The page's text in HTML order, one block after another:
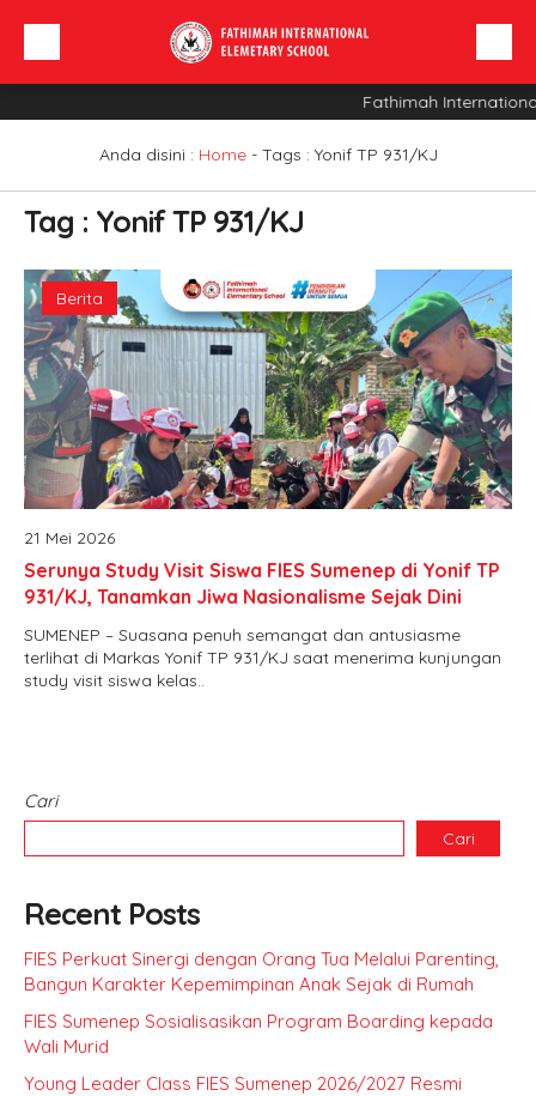
Profil Sekolah
Berita
Sarana
INFO SPMB
Fathimah
Anda disini : Home- Tags : Yonif TP 931/KJ
Tag : Yonif TP 931/KJ
Berita
21 Mei 2026
Serunya Study Visit Siswa FIES Sumenep di Yonif TP
931/KJ, Tanamkan Jiwa Nasionalisme Sejak Dini
SUMENEP – Suasana penuh semangat dan antusiasme
terlihat di Markas Yonif TP 931/KJ saat menerima kunjungan
study visit siswa kelas..
Cari
Cari
Recent Posts
FIES Perkuat Sinergi dengan Orang Tua Melalui Parenting,
Bangun Karakter Kepemimpinan Anak Sejak di Rumah
FIES Sumenep Sosialisasikan Program Boarding kepada
Wali Murid
Young Leader Class FIES Sumenep 2026/2027 Resmi